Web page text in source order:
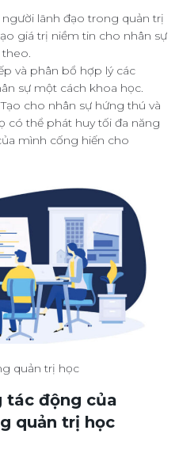
lãnh đạo trong quản trị
giá trị niềm tin cho nhân sự
và phân bổ hợp lý các
sự một cách khoa học.
cho nhân sự hứng thú và
có thể phát huy tối đa năng
mình cống hiến cho
quản trị học
tác động của
quản trị học